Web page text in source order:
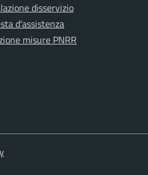
disservizio
d'assistenza
misure PNRR